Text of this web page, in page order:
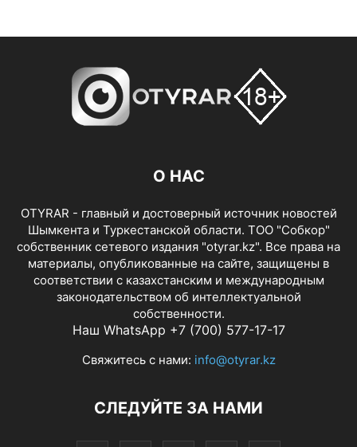
О НАС
OTYRAR - главный и достоверный источник новостей
Шымкента и Туркестанской области. ТОО "Собкор"
собственник сетевого издания "otyrar.kz". Все права на
материалы, опубликованные на сайте, защищены в
соответствии с казахстанским и международным
законодательством об интеллектуальной
собственности.
Наш WhatsApp +7 (700) 577-17-17
Свяжитесь с нами: info@otyrar.kz
СЛЕДУЙТЕ ЗА НАМИ